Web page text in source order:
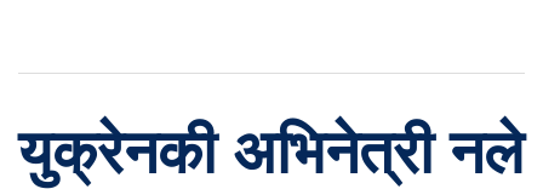
युक्रेनकी अभिनेत्री नले